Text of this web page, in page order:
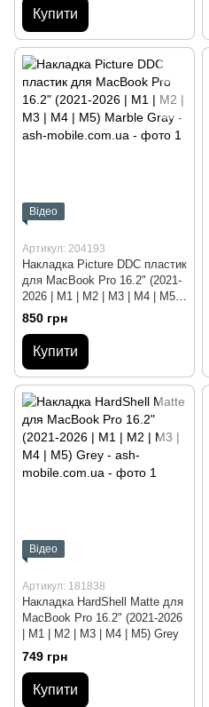
Купити
Відео
Артикул: 204193
Накладка Picture DDC пластик
для MacBook Pro 16.2" (2021-
2026 | M1 | M2 | M3 | M4 | M5)
Marble Gray
850 грн
Купити
Відео
Артикул: 181838
Накладка HardShell Matte для
MacBook Pro 16.2" (2021-2026
| M1 | M2 | M3 | M4 | M5) Grey
749 грн
Купити